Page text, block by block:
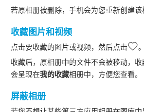
若原相册被删除，手机会为您重新创建该
收藏图片和视频
点击要收藏的图片或视频，然后点击
。
收藏后，原相册中的文件不会被移动，
会呈现在我的收藏相册中，方便您查看。
屏蔽相册